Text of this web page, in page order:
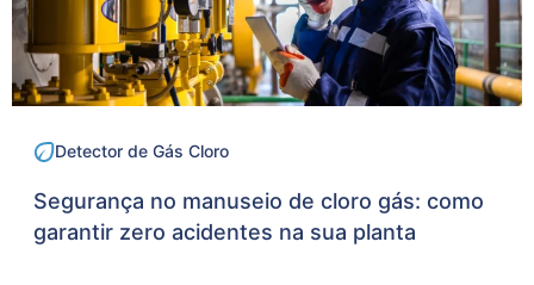
Detector de Gás Cloro
Segurança no manuseio de cloro gás: como
garantir zero acidentes na sua planta